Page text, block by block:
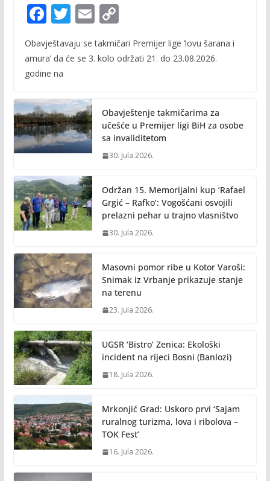
F
ac
e
b
o
k
T
itt
E
m
ai
C
o
p
n
k
Obavještavaju se takmičari Premijer lige ‘lovu šarana i
amura’ da će se 3. kolo održati 21. do 23.08.2026.
godine na
Obavještenje takmičarima za
učešće u Premijer ligi BiH za osobe
sa invaliditetom
30. Jula 2026.
Održan 15. Memorijalni kup ‘Rafael
Grgić – Rafko’: Vogošćani osvojili
prelazni pehar u trajno vlasništvo
30. Jula 2026.
Masovni pomor ribe u Kotor Varoši:
Snimak iz Vrbanje prikazuje stanje
na terenu
23. Jula 2026.
UGSR ‘Bistro’ Zenica: Ekološki
incident na rijeci Bosni (Banlozi)
18. Jula 2026.
Mrkonjić Grad: Uskoro prvi ‘Sajam
ruralnog turizma, lova i ribolova –
TOK Fest’
16. Jula 2026.